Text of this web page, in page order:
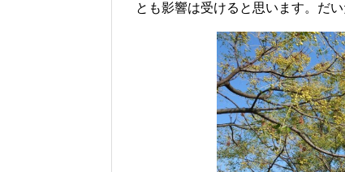
とも影響は受けると思います。だ